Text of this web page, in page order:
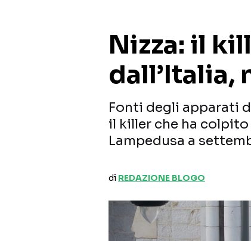
Nizza: il
dall’Italia,
Fonti degli apparati
il killer che ha
Lampedusa a
di REDAZIONE BLOGO